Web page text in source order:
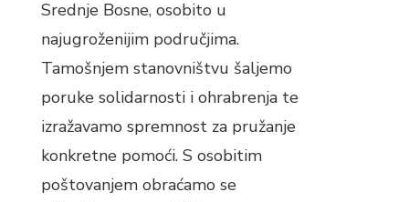
Srednje Bosne, osobito u
najugroženijim područjima.
Tamošnjem stanovništvu šaljemo
poruke solidarnosti i ohrabrenja te
izražavamo spremnost za pružanje
konkretne pomoći. S osobitim
poštovanjem obraćamo se